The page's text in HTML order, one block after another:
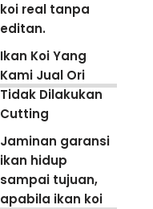
koi real tanpa
editan.
Ikan Koi Yang
Kami Jual Ori
Tidak Dilakukan
Cutting
Jaminan garansi
ikan hidup
sampai tujuan,
apabila ikan koi